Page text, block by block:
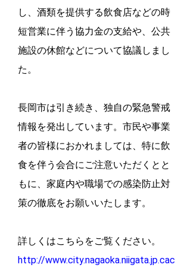
し、酒類を提供する飲食店などの時
短営業に伴う協力金の支給や、公共
施設の休館などについて協議しまし
た。
長岡市は引き続き、独自の緊急警戒
情報を発出しています。市民や事業
者の皆様におかれましては、特に飲
食を伴う会合にご注意いただくとと
もに、家庭内や職場での感染防止対
策の徹底をお願いいたします。
詳しくはこちらをご覧ください。
http://www.city.nagaoka.niigata.jp.cac